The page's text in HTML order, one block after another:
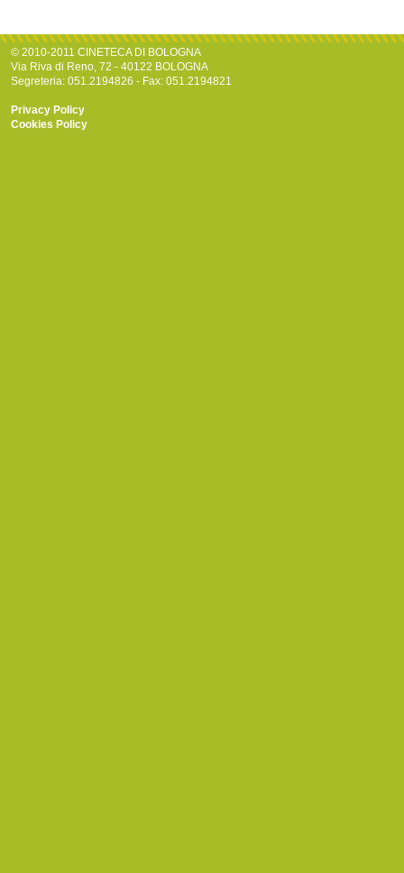
© 2010-2011 CINETECA DI BOLOGNA
Via Riva di Reno, 72 - 40122 BOLOGNA
Segreteria: 051.2194826 - Fax: 051.2194821
Privacy Policy
Cookies Policy